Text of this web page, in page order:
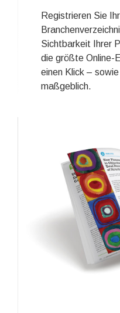
Registrieren Sie
Sichtbarkeit Ihrer
die größte Online-
einen Klick –
maßgeblich.